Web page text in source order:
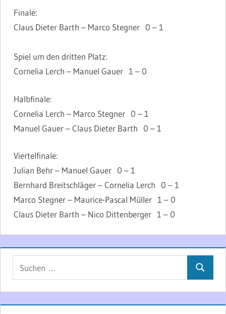
Finale:
Claus Dieter Barth – Marco Stegner 0 – 1
Spiel um den dritten Platz:
Cornelia Lerch – Manuel Gauer 1 – 0
Halbfinale:
Cornelia Lerch – Marco Stegner 0 – 1
Manuel Gauer – Claus Dieter Barth 0 – 1
Viertelfinale:
Julian Behr – Manuel Gauer 0 – 1
Bernhard Breitschläger – Cornelia Lerch 0 – 1
Marco Stegner – Maurice-Pascal Müller 1 – 0
Claus Dieter Barth – Nico Dittenberger 1 – 0
Suchen